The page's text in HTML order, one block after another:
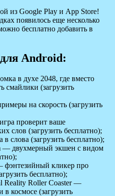
из Google Play и App Store!
появилось еще несколько
бесплатно добавить в
Android:
в духе 2048, где вместо
смайлики (загрузить
на скорость (загрузить
проверит ваше
слов (загрузить бесплатно);
слова (загрузить бесплатно);
— двухмерный экшен с видом
кликер про
бесплатно);
Reality Roller Coaster —
космосе (загрузить